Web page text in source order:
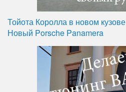
Тойота Королла в новом кузове
Новый Porsche Panamera